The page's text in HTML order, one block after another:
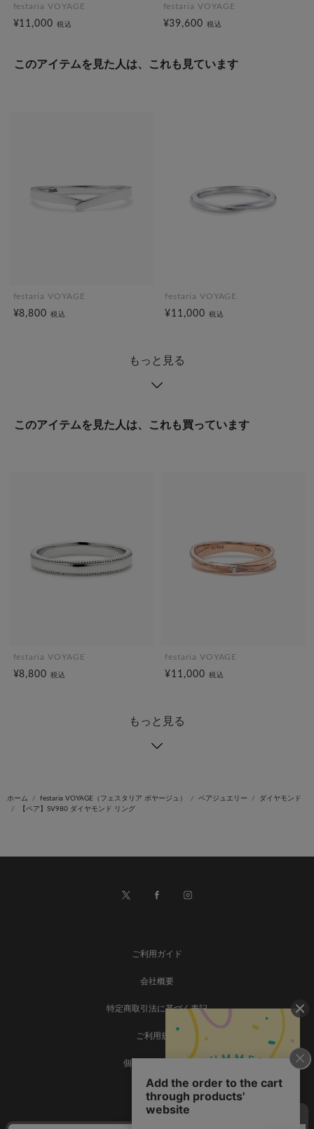
festaria VOYAGE
¥11,000税込
festaria VOYAGE
¥39,600税込
このアイテムを見た人は、これも見ています
festaria VOYAGE
¥8,800税込
festaria VOYAGE
¥11,000 税込
もっと見る
このアイテムを見た人は、これも買っています
festaria VOYAGE
¥8,800税込
festaria VOYAGE
¥11,000 税込
もっと見る
ホーム festaria VOYAGE（フェスタリア ボヤージュ） ペアジュエリー
ダイヤモンド
【ペア】SV980 ダイヤモンド リング
ご利用ガイド
会社概要
特定商取引法に基づく表記
ご利用規約
個人情報保護方針
お問い合わせ